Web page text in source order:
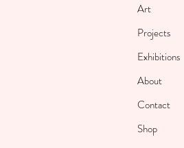
Art
Projects
Exhibitions
About
Contact
Shop